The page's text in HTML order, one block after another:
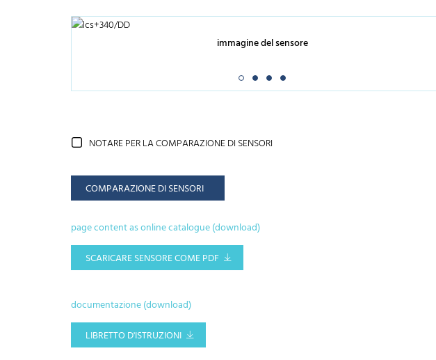
immagine del sensore
NOTARE PER LA COMPARAZIONE DI SENSORI
COMPARAZIONE DI SENSORI
page content as online catalogue (download)
SCARICARE SENSORE COME PDF
documentazione (download)
LIBRETTO D'ISTRUZIONI